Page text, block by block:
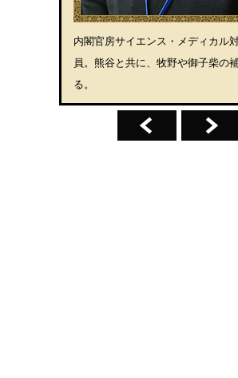
内閣官房サイエンス・メディカル
員。熊谷と共に、牧野や御子柴の
る。
前へ